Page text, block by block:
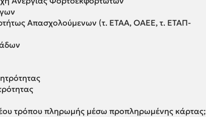
Απασχολούμενων (τ. ΕΤΑΑ, ΟΑΕΕ, τ. ΕΤΑΠ-
τρόπου πληρωμής μέσω προπληρωμένης κάρτας;